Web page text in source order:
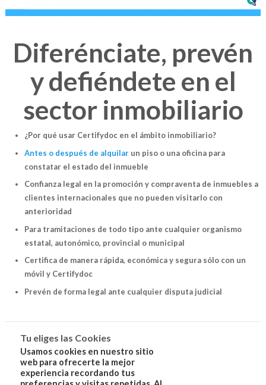
Diferénciate, prevén
y defiéndete en el
sector inmobiliario
¿Por qué usar Certifydoc en el ámbito inmobiliario?
Antes o después de alquilar un piso o una oficina para
constatar el estado del inmueble
Confianza legal en la promoción y compraventa de inmuebles a
clientes internacionales que no pueden visitarlo con
anterioridad
Para tramitaciones de todo tipo ante cualquier organismo
estatal, autonómico, provincial o municipal
Certifica de manera rápida, económica y segura sólo con un
móvil y Certifydoc
Prevén de forma legal ante cualquier disputa judicial